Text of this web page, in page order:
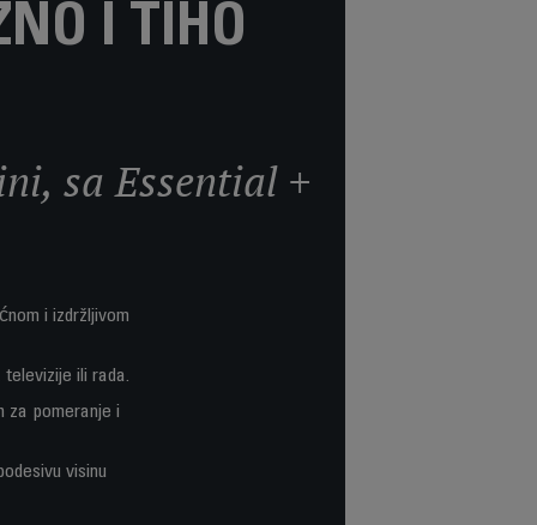
I TIHO
sa Essential +
i izdržljivom
televizije ili rada.
za pomeranje i
visinu